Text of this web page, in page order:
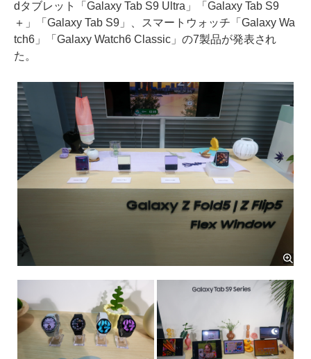
dタブレット「Galaxy Tab S9 Ultra」「Galaxy Tab S9
＋」「Galaxy Tab S9」、スマートウォッチ「Galaxy Wa
tch6」「Galaxy Watch6 Classic」の7製品が発表され
た。